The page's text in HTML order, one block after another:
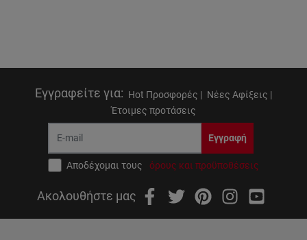
Εγγραφείτε για: Hot Προσφορές | Νέες Αφίξεις |
Έτοιμες προτάσεις
Εγγραφή
Αποδέχομαι τους όρους και προϋποθέσεις
Ακολουθήστε μας